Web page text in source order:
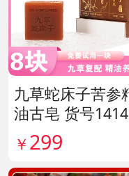
九草蛇床子苦参
油古皂 货号
￥ 299